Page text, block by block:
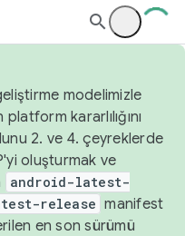
modelimizle
kararlılığını
2. ve 4. çeyreklerde
oluşturmak ve
android-latest-
release manifest
en son sürümü